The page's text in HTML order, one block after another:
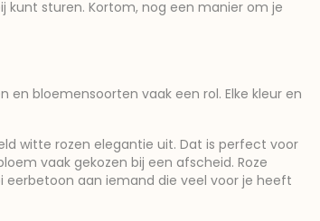
kunt sturen. Kortom, nog een manier om je
bloemensoorten vaak een rol. Elke kleur en
witte rozen elegantie uit. Dat is perfect voor
vaak gekozen bij een afscheid. Roze
eerbetoon aan iemand die veel voor je heeft